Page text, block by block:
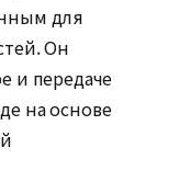
для
Он
и передаче
на основе